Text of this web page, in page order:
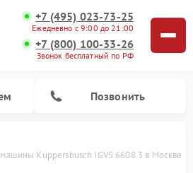
+7 (495) 023-73-25
Ежедневно с 9:00 до 21:00
+7 (800) 100-33-26
Звонок бесплатный по РФ
Позвонить
Kuppersbusch IGVS 6608.3 в Москве